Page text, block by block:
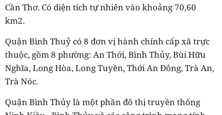
Cần Thơ. Có diện tích tự nhiên vào khoảng 70,60
km2.
Quận Bình Thuỷ có 8 đơn vị hành chính cấp xã trực
thuộc, gồm 8 phường: An Thới, Bình Thủy, Bùi Hữu
Nghĩa, Long Hòa, Long Tuyền, Thới An Đông, Trà An,
Trà Nóc.
Quận Bình Thủy là một phần đô thị truyền thống